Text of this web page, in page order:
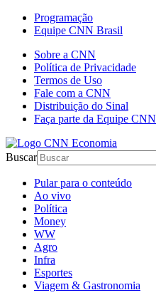
Programação
Equipe CNN Brasil
Sobre a CNN
Política de Privacidade
Termos de Uso
Fale com a CNN
Distribuição do Sinal
Faça parte da Equipe CNN
Buscar
Pular para o conteúdo
Ao vivo
Política
Money
WW
Agro
Infra
Esportes
Viagem & Gastronomia